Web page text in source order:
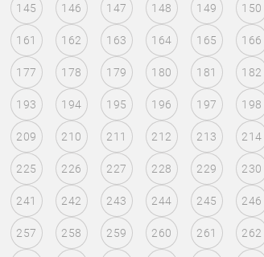
145 146 147 148 149 150
161 162 163 164 165 166
177 178 179 180 181 182
193 194 195 196 197 198
209 210 211 212 213 214
225 226 227 228 229 230
241 242 243 244 245 246
257 258 259 260 261 262